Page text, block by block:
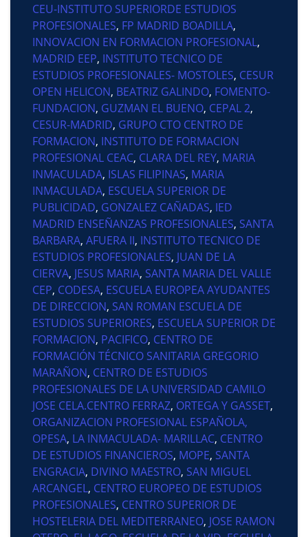
CEU-INSTITUTO SUPERIORDE ESTUDIOS
PROFESIONALES, FP MADRID BOADILLA,
INNOVACION EN FORMACION PROFESIONAL,
MADRID EEP, INSTITUTO TECNICO DE
ESTUDIOS PROFESIONALES- MOSTOLES, CESUR
OPEN HELICON, BEATRIZ GALINDO, FOMENTO-
FUNDACION, GUZMAN EL BUENO, CEPAL 2,
CESUR-MADRID, GRUPO CTO CENTRO DE
FORMACION, INSTITUTO DE FORMACION
PROFESIONAL CEAC, CLARA DEL REY, MARIA
INMACULADA, ISLAS FILIPINAS, MARIA
INMACULADA, ESCUELA SUPERIOR DE
PUBLICIDAD, GONZALEZ CAÑADAS, IED
MADRID ENSEÑANZAS PROFESIONALES, SANTA
BARBARA, AFUERA II, INSTITUTO TECNICO DE
ESTUDIOS PROFESIONALES, JUAN DE LA
CIERVA, JESUS MARIA, SANTA MARIA DEL VALLE
CEP, CODESA, ESCUELA EUROPEA AYUDANTES
DE DIRECCION, SAN ROMAN ESCUELA DE
ESTUDIOS SUPERIORES, ESCUELA SUPERIOR DE
FORMACION, PACIFICO, CENTRO DE
FORMACIÓN TÉCNICO SANITARIA GREGORIO
MARAÑON, CENTRO DE ESTUDIOS
PROFESIONALES DE LA UNIVERSIDAD CAMILO
JOSE CELA.CENTRO FERRAZ, ORTEGA Y GASSET,
ORGANIZACION PROFESIONAL ESPAÑOLA,
OPESA, LA INMACULADA- MARILLAC, CENTRO
DE ESTUDIOS FINANCIEROS, MOPE, SANTA
ENGRACIA, DIVINO MAESTRO, SAN MIGUEL
ARCANGEL, CENTRO EUROPEO DE ESTUDIOS
PROFESIONALES, CENTRO SUPERIOR DE
HOSTELERIA DEL MEDITERRANEO, JOSE RAMON